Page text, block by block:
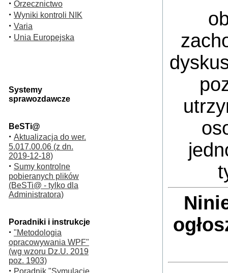
· Orzecznictwo
· Wyniki kontroli NIK
· Varia
· Unia Europejska
Systemy
sprawozdawcze
BeSTi@
· Aktualizacja do wer.
5.017.00.06 (z dn.
2019-12-18)
· Sumy kontrolne
pobieranych plików
(BeSTi@ - tylko dla
Administratora)
Poradniki i instrukcje
· "Metodologia
opracowywania WPF"
(wg wzoru Dz.U. 2019
poz. 1903)
· Poradnik "Symulacje